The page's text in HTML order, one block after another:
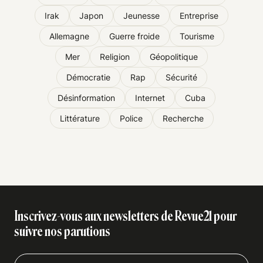
Irak Japon Jeunesse Entreprise
Allemagne Guerre froide Tourisme
Mer Religion Géopolitique
Démocratie Rap Sécurité
Désinformation Internet Cuba
Littérature Police Recherche
Inscrivez-vous aux newsletters de Revue21 pour
suivre nos parutions